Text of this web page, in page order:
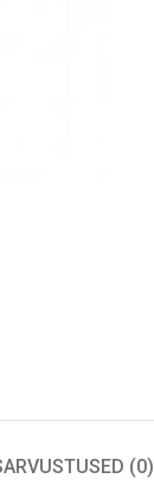
ARVUSTUSED (0)